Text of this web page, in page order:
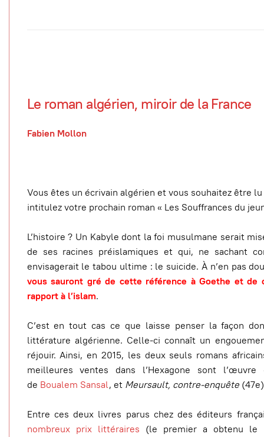
Le roman algérien, miroir de la France
Fabien Mollon
Vous êtes un écrivain algérien et vous souhaitez être lu
intitulez votre prochain roman « Les Souffrances du
L’histoire ? Un Kabyle dont la foi musulmane serait
de ses racines préislamiques et qui, ne sachant
envisagerait le tabou ultime : le suicide. À n’en pas
vous sauront gré de cette référence à Goethe et de
rapport à l’islam.
C’est en tout cas ce que laisse penser la façon
littérature algérienne. Celle-ci connaît un
réjouir. Ainsi, en 2015, les deux seuls romans
meilleures ventes dans l’Hexagone sont
de Boualem Sansal, et Meursault, contre-enquête
Entre ces deux livres parus chez des éditeurs
nombreux prix littéraires (le premier a obtenu le